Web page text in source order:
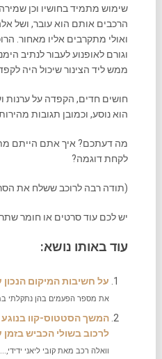
שימוש מתמיד בחושיו וכן
הרכבים אותם הוא עובר, ושל
ואולי מתקרבים אליו מאחור.
וגורם לאופנוע לעבור לנתיב
ממש ליד הצינור שיכול היה
חושים חדים, הקפדה על
הוא נוסע, וכמובן תגובות
מה דעתכם? איך אתם הייתם
לקחת דוגמה?
(תודה רבה לרוכב ששלח את
יש לכם עוד סרטים או חומר
עוד באותו נושא:
על חשיבות המיקום
את מספר הפעמים בהן נתקלתי
המשך הסטטוס-קוו בנוגע
לרכוב בשולי הכביש בזמן
וואלה רכב מאת קובי ליאני ידידי,...